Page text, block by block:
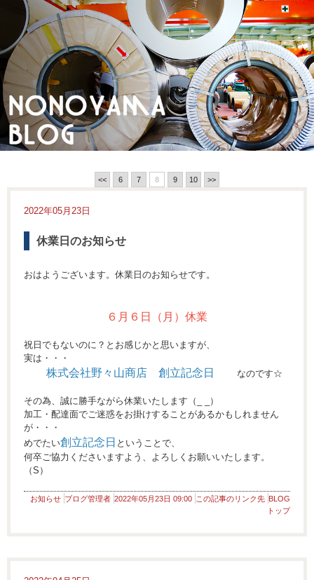
<< 6 7 8 9 10 >>
2022年05月23日
休業日のお知らせ
おはようございます。休業日のお知らせです。
６月６日（月）休業
祝日でもないのに？とお感じかと思いますが、
実は・・・
株式会社野々山商店 創立記念日 なのです☆
その為、誠に勝手ながら休業いたします（_ _）
加工・配達面でご迷惑をお掛けすることがあるかもしれません
が・・・
めでたい創立記念日 ということで、
何卒ご協力くださいますよう、よろしくお願いいたします。
（S）
お知らせ ブログ管理者 2022年05月23日 09:00 この記事のリンク先 BLOG
トップ